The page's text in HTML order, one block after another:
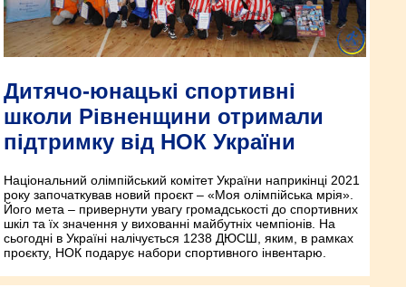
Дитячо-юнацькі спортивні
школи Рівненщини отримали
підтримку від НОК України
Національний олімпійський комітет України наприкінці 2021
року започаткував новий проєкт – «Моя олімпійська мрія».
Його мета – привернути увагу громадськості до спортивних
шкіл та їх значення у вихованні майбутніх чемпіонів. На
сьогодні в Україні налічується 1238 ДЮСШ, яким, в рамках
проєкту, НОК подарує набори спортивного інвентарю.